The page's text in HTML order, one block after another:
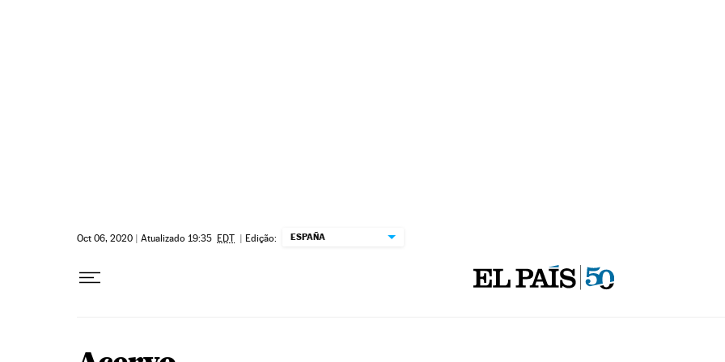
Oct 06, 2020 | Atualizado 19:35 EDT | Edição: ESPAÑA